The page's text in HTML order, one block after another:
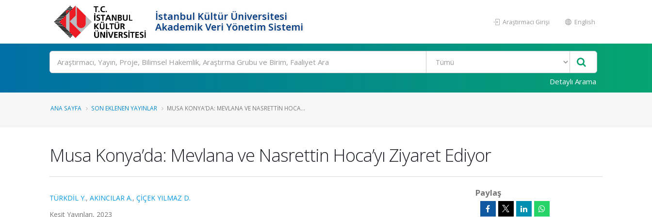
İstanbul Kültür Üniversitesi
Akademik Veri Yönetim Sistemi
Araştırmacı Girişi English
Ara
Detaylı Arama
ANA SAYFA SON EKLENEN YAYINLAR MUSA KONYA’DA: MEVLANA VE NASRETTIN HOCA...
Musa Konya’da: Mevlana ve Nasrettin Hoca’yı Ziyaret Ediyor
TÜRKDİL Y., AKINCILAR A., ÇİÇEK YILMAZ D.
Kesit Yayınları, 2023
Paylaş